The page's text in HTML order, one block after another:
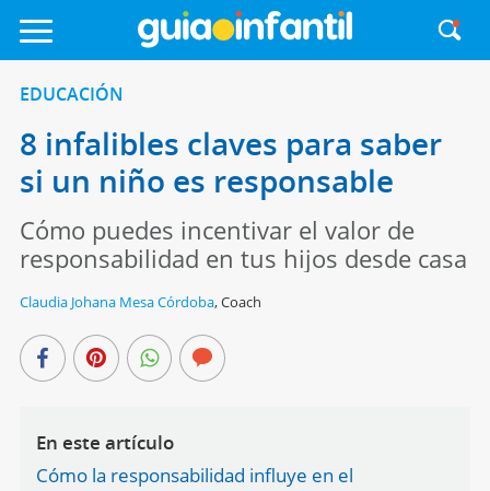
EDUCACIÓN
8 infalibles claves para saber
si un niño es responsable
Cómo puedes incentivar el valor de
responsabilidad en tus hijos desde casa
Claudia Johana Mesa Córdoba,Coach
En este artículo
Cómo la responsabilidad influye en el